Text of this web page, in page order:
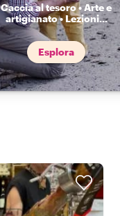
Caccia al tesoro • Arte e
artigianato • Lezioni...
Esplora